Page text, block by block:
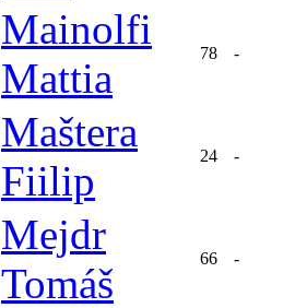
Mainolfi
Mattia
78 -
Maštera
Fiilip
24 -
Mejdr
Tomáš
66 -